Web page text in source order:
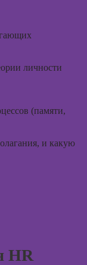
Курсы
сетях
рекламы
продюсирования
личности
(памяти,
и какую
HR